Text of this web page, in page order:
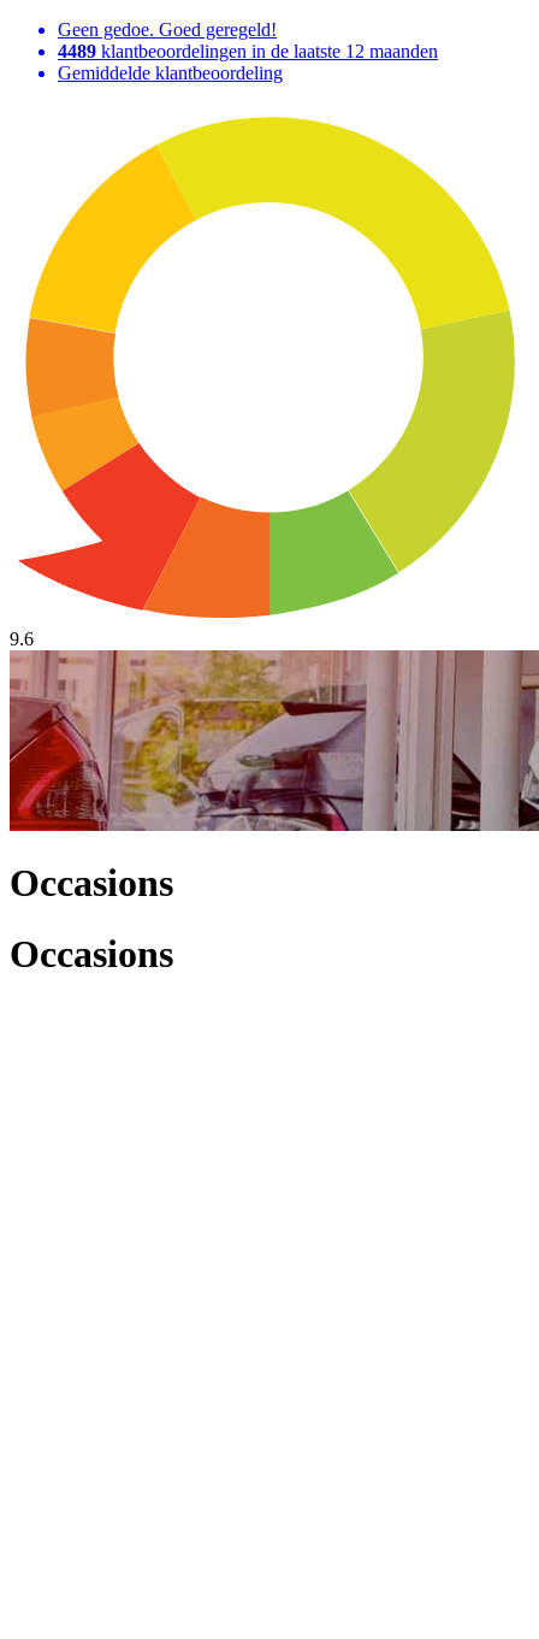
Geen gedoe. Goed geregeld!
4489 klantbeoordelingen in de laatste 12 maanden
Gemiddelde klantbeoordeling
9.6
Occasions
Occasions